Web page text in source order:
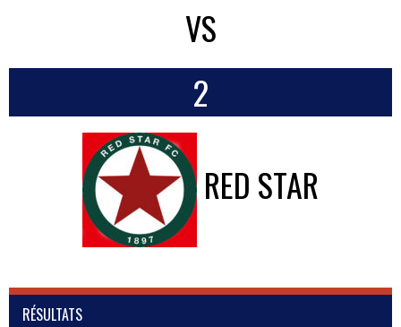
VS
2
RED STAR
RÉSULTATS